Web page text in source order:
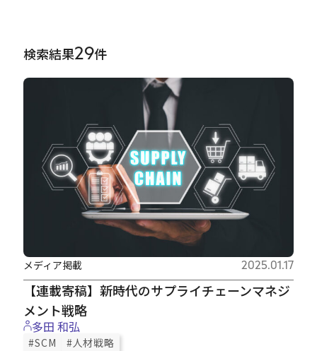
Company
News
EN
JP
サイト内検索
Contact
検索結果29件
【連載寄稿】新時代のサプライチェーンマネジ
メント戦略
メディア掲載 2025.01.17
多田 和弘
#SCM #人材戦略